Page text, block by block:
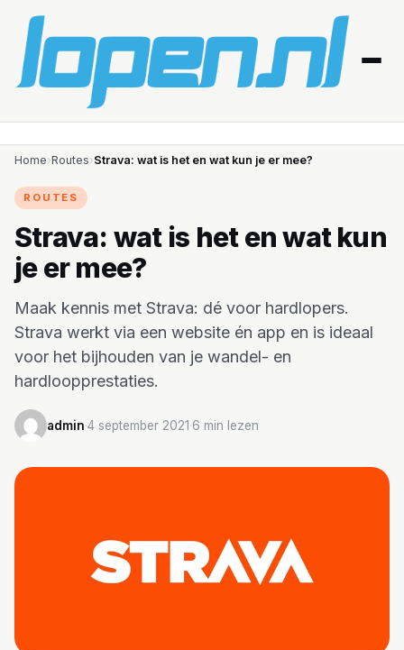
Home
Afvallen
Blessures
Gezondheid
Routes
Home›Routes›Strava: wat is het en wat kun je er mee?
ROUTES
Strava: wat is het en wat kun
je er mee?
Maak kennis met Strava: dé voor hardlopers.
Strava werkt via een website én app en is ideaal
voor het bijhouden van je wandel- en
hardloopprestaties.
admin·4 september 2021·6 min lezen